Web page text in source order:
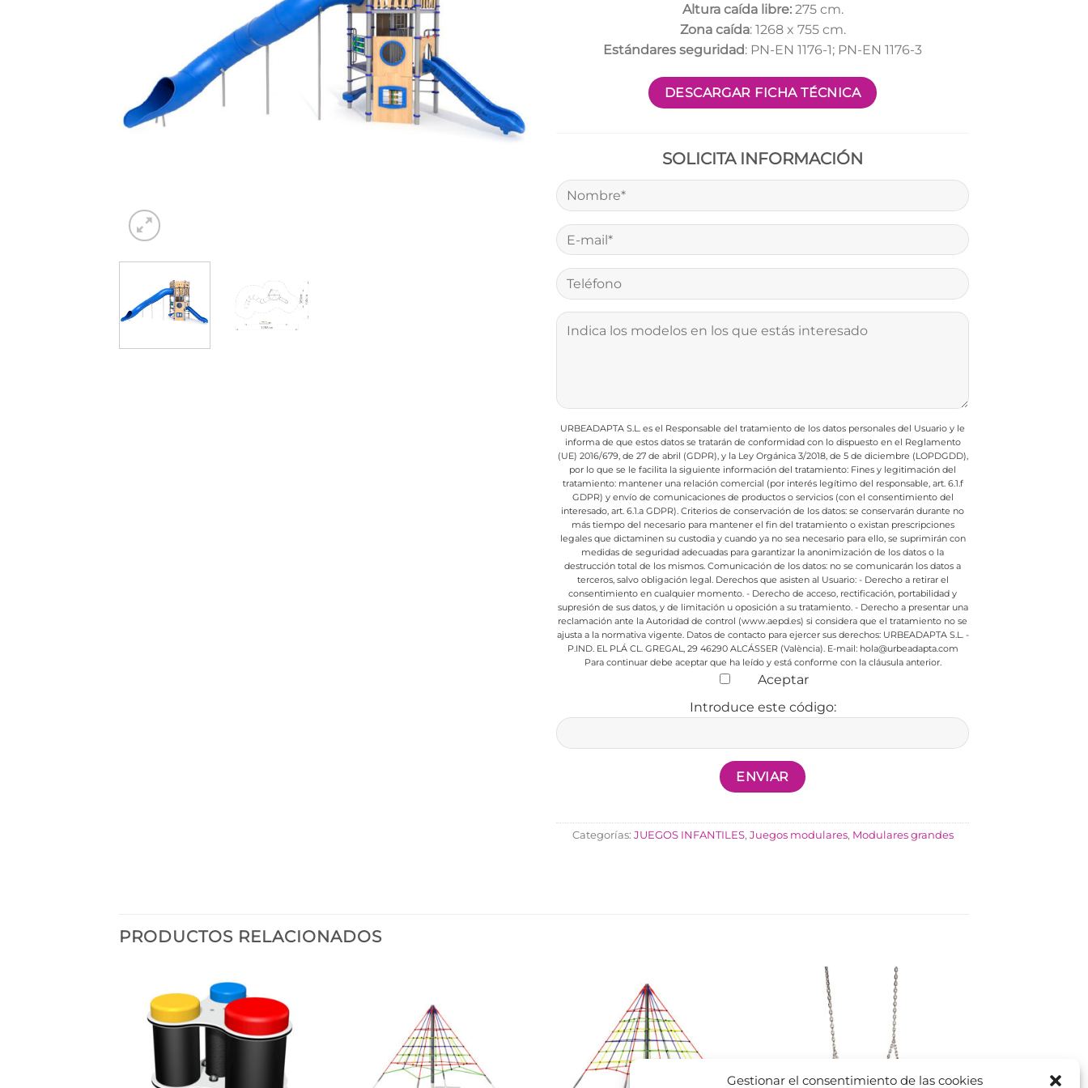
Gestionar el consentimiento de las cookies
Altura caída libre:275 cm.
Zona caída: 1268 x 755 cm.
Estándares seguridad: PN-EN 1176-1; PN-EN 1176-3
DESCARGAR FICHA TÉCNICA
SOLICITA INFORMACIÓN
URBEADAPTA S.L. es el Responsable del tratamiento de los datos personales del Usuario y le
informa de que estos datos se tratarán de conformidad con lo dispuesto en el Reglamento
(UE) 2016/679, de 27 de abril (GDPR), y la Ley Orgánica 3/2018, de 5 de diciembre (LOPDGDD),
por lo que se le facilita la siguiente información del tratamiento: Fines y legitimación del
tratamiento: mantener una relación comercial (por interés legítimo del responsable, art. 6.1.f
GDPR) y envío de comunicaciones de productos o servicios (con el consentimiento del
interesado, art. 6.1.a GDPR). Criterios de conservación de los datos: se conservarán durante no
más tiempo del necesario para mantener el fin del tratamiento o existan prescripciones
legales que dictaminen su custodia y cuando ya no sea necesario para ello, se suprimirán con
medidas de seguridad adecuadas para garantizar la anonimización de los datos o la
destrucción total de los mismos. Comunicación de los datos: no se comunicarán los datos a
terceros, salvo obligación legal.Derechos que asisten al Usuario:- Derecho a retirar el
consentimiento en cualquier momento. - Derecho de acceso, rectificación, portabilidad y
supresión de sus datos, y de limitación u oposición a su tratamiento.- Derecho a presentar una
reclamación ante la Autoridad de control (www.aepd.es) si considera que el tratamiento no se
ajusta a la normativa vigente.Datos de contacto para ejercer sus derechos:URBEADAPTA S.L. -
P.IND. EL PLÁ CL. GREGAL, 29 46290 ALCÁSSER (València). E-mail: hola@urbeadapta.com
Para continuar debe aceptar que ha leído y está conforme con la cláusula anterior.
Aceptar
Introduce este código:
Categorías: JUEGOS INFANTILES, Juegos modulares, Modulares grandes
PRODUCTOS RELACIONADOS